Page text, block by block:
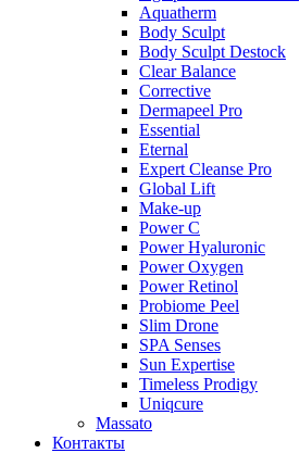
Aquatherm
Body Sculpt
Body Sculpt Destock
Clear Balance
Corrective
Dermapeel Pro
Essential
Eternal
Expert Cleanse Pro
Global Lift
Make-up
Power C
Power Hyaluronic
Power Oxygen
Power Retinol
Probiome Peel
Slim Drone
SPA Senses
Sun Expertise
Timeless Prodigy
Uniqcure
Massato
Контакты